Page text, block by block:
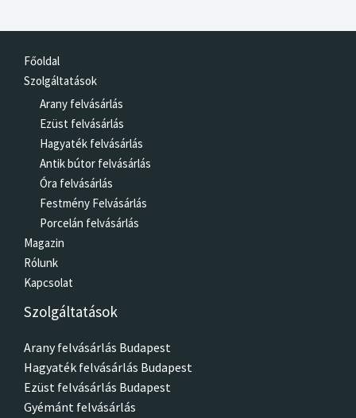
Főoldal
Szolgáltatások
Arany felvásárlás
Ezüst felvásárlás
Hagyaték felvásárlás
Antik bútor felvásárlás
Óra felvásárlás
Festmény Felvásárlás
Porcelán felvásárlás
Magazin
Rólunk
Kapcsolat
Szolgáltatások
Arany felvásárlás Budapest
Hagyaték felvásárlás Budapest
Ezüst felvásárlás Budapest
Gyémánt felvásárlás